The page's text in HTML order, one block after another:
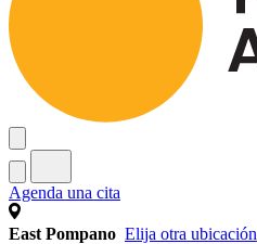
Agenda una cita
East Pompano Elija otra ubicación